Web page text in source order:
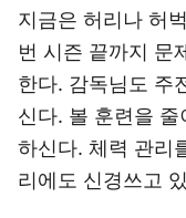
지금은 허리나 허
번 시즌 끝까지 문
한다. 감독님도 주
신다. 볼 훈련을
하신다. 체력 관리
리에도 신경쓰고